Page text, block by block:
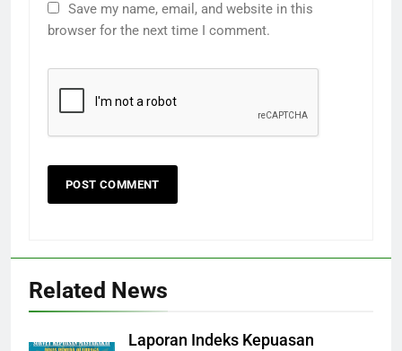
Save my name, email, and website in this
browser for the next time I comment.
Related News
Laporan Indeks Kepuasan